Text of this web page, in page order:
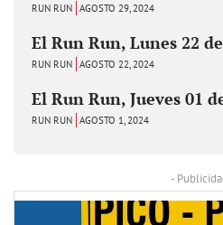
RUN RUN AGOSTO 29, 2024
El Run Run, Lunes 22
RUN RUN AGOSTO 22, 2024
El Run Run, Jueves 01
RUN RUN AGOSTO 1, 2024
-